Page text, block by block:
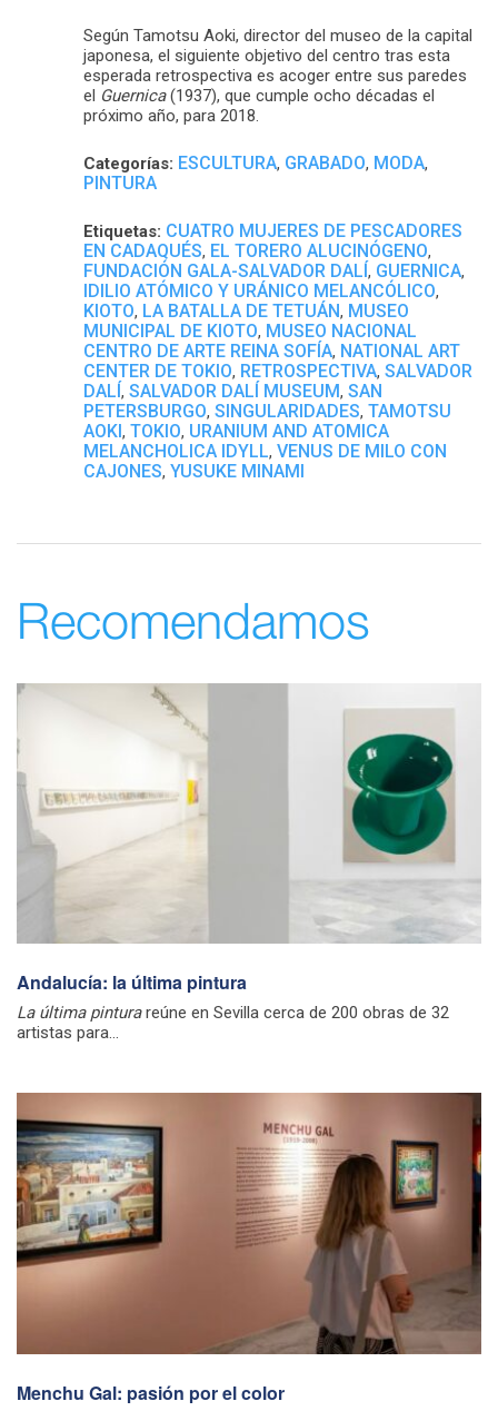
Según Tamotsu Aoki, director del museo de la capital
japonesa, el siguiente objetivo del centro tras esta
esperada retrospectiva es acoger entre sus paredes
el Guernica(1937), que cumple ocho décadas el
próximo año, para 2018.
Categorías: ESCULTURA, GRABADO, MODA,
PINTURA
Etiquetas: CUATRO MUJERES DE PESCADORES
EN CADAQUÉS, EL TORERO ALUCINÓGENO,
FUNDACIÓN GALA-SALVADOR DALÍ, GUERNICA,
IDILIO ATÓMICO Y URÁNICO MELANCÓLICO,
KIOTO, LA BATALLA DE TETUÁN, MUSEO
MUNICIPAL DE KIOTO, MUSEO NACIONAL
CENTRO DE ARTE REINA SOFÍA, NATIONAL ART
CENTER DE TOKIO, RETROSPECTIVA, SALVADOR
DALÍ, SALVADOR DALÍ MUSEUM, SAN
PETERSBURGO, SINGULARIDADES, TAMOTSU
AOKI, TOKIO, URANIUM AND ATOMICA
MELANCHOLICA IDYLL, VENUS DE MILO CON
CAJONES, YUSUKE MINAMI
Recomendamos
Andalucía: la última pintura
La última pinturareúne en Sevilla cerca de 200 obras de 32
artistas para...
Menchu Gal: pasión por el color